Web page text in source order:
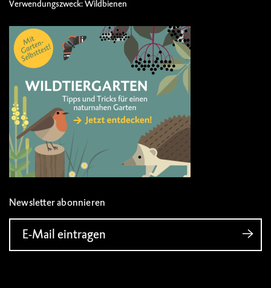
Verwendungszweck: Wildbienen
Newsletter abonnieren
E-Mail eintragen